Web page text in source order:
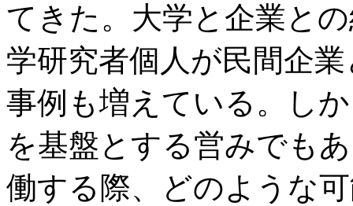
てきた。大学と企業と
学研究者個人が民間企
事例も増えている。し
を基盤とする営みでも
働する際、どのような